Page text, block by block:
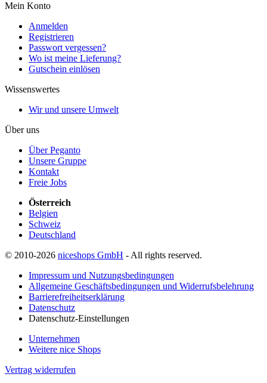
Mein Konto
Anmelden
Registrieren
Passwort vergessen?
Wo ist meine Lieferung?
Gutschein einlösen
Wissenswertes
Wir und unsere Umwelt
Über uns
Über Peganto
Unsere Gruppe
Kontakt
Freie Jobs
Österreich
Belgien
Schweiz
Deutschland
© 2010-2026 niceshops GmbH - All rights reserved.
Impressum und Nutzungsbedingungen
Allgemeine Geschäftsbedingungen und Widerrufsbelehrung
Barrierefreiheitserklärung
Datenschutz
Datenschutz-Einstellungen
Unternehmen
Weitere nice Shops
Vertrag widerrufen